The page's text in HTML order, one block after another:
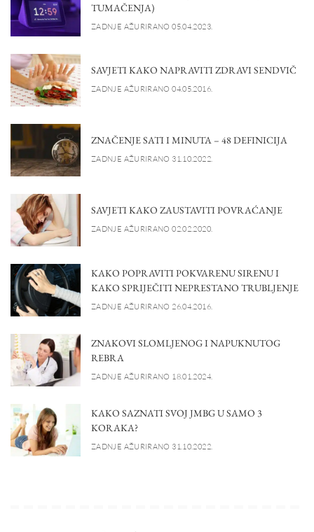
TUMAČENJA)
ZADNJE AŽURIRANO 05.04.2023.
SAVJETI KAKO NAPRAVITI ZDRAVI SENDVIČ
ZADNJE AŽURIRANO 04.05.2016.
ZNAČENJE SATI I MINUTA – 48 DEFINICIJA
ZADNJE AŽURIRANO 31.10.2022.
SAVJETI KAKO ZAUSTAVITI POVRAĆANJE
ZADNJE AŽURIRANO 02.02.2020.
KAKO POPRAVITI POKVARENU SIRENU I
KAKO SPRIJEČITI NEPRESTANO TRUBLJENJE
ZADNJE AŽURIRANO 26.04.2016.
ZNAKOVI SLOMLJENOG I NAPUKNUTOG
REBRA
ZADNJE AŽURIRANO 18.01.2024.
KAKO SAZNATI SVOJ JMBG U SAMO 3
KORAKA?
ZADNJE AŽURIRANO 31.10.2022.